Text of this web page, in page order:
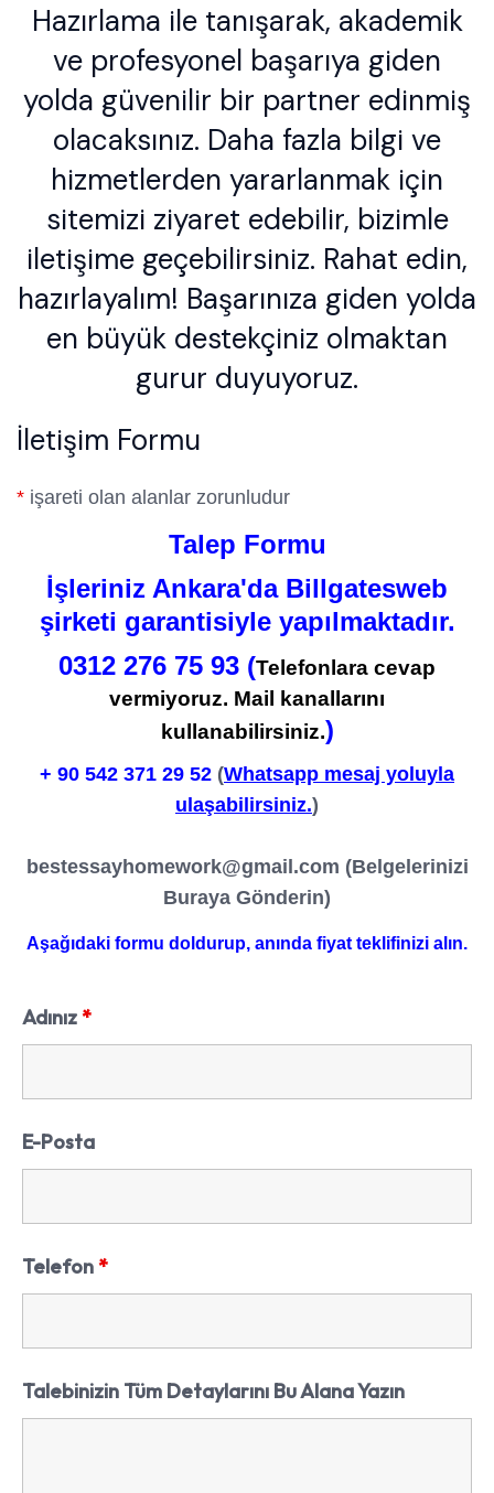
Hazırlama ile tanışarak, akademik
ve profesyonel başarıya giden
yolda güvenilir bir partner edinmiş
olacaksınız. Daha fazla bilgi ve
hizmetlerden yararlanmak için
sitemizi ziyaret edebilir, bizimle
iletişime geçebilirsiniz. Rahat edin,
hazırlayalım! Başarınıza giden yolda
en büyük destekçiniz olmaktan
gurur duyuyoruz.
İletişim Formu
* işareti olan alanlar zorunludur
Talep Formu
İşleriniz Ankara'da Billgatesweb
şirketi garantisiyle yapılmaktadır.
0312 276 75 93 (Telefonlara cevap
vermiyoruz. Mail kanallarını
kullanabilirsiniz.)
+ 90 542 371 29 52 (Whatsapp mesaj yoluyla
ulaşabilirsiniz.)
bestessayhomework@gmail.com (Belgelerinizi
Buraya Gönderin)
Aşağıdaki formu doldurup, anında fiyat teklifinizi alın.
Adınız*
E-Posta
Telefon*
Talebinizin Tüm Detaylarını Bu Alana Yazın